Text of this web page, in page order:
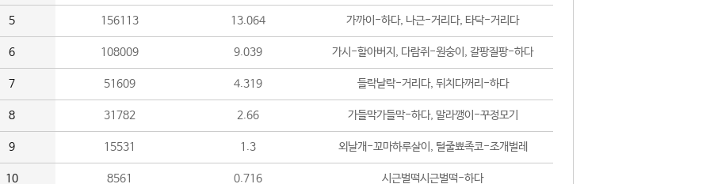
5 156113 13.064 가까이-하다, 나근-거리다, 타닥-거리다
6 108009 9.039 가시-할아버지, 다람쥐-원숭이, 갈팡질팡-하다
7 51609 4.319 들락날락-거리다, 뒤치다꺼리-하다
8 31782 2.66 가들막가들막-하다, 말라깽이-꾸정모기
9 15531 1.3 외날개-꼬마하루살이, 털줄뾰족코-조개벌레
10 8561 0.716 시근벌떡시근벌떡-하다